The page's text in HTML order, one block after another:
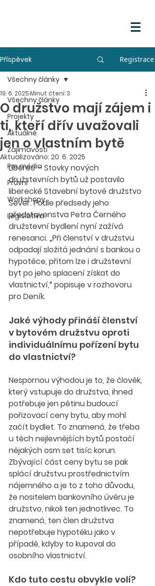
Příspěvek Registrace
Všechny články
Projekty
Aktuálně
Zajímavosti
Pro média
Právní
Workshopy
Legislativa
Všechny články
O družstvo mají zájem i
ti, kteří dřív uvažovali
jen o vlastním bytě
19. 6. 2025Minut čtení: 3
Aktualizováno: 20. 6. 2025
Liberec – Stovky nových
družstevních bytů už postavilo
liberecké Stavební bytové družstvo
Sever. Podle předsedy jeho
představenstva Petra Černého
družstevní bydlení nyní zažívá
renesanci. „Při členství v družstvu
odpadají složitá jednání s bankou o
hypotéce, přitom lze i družstevní
byt po jeho splacení získat do
vlastnictví,“ popisuje v rozhovoru
pro Deník.
Jaké výhody přináší členství
v bytovém družstvu oproti
individuálnímu pořízení bytu
do vlastnictví?
Nespornou výhodou je to, že člověk,
který vstupuje do družstva, ihned
potřebuje jen pětinu budoucí
pořizovací ceny bytu, aby mohl
začít bydlet. To znamená, že třeba
u těch nejlevnějších bytů postačí
nějakých osm set tisíc korun.
Zbývající část ceny bytu se pak
splácí družstvu prostřednictvím
nájemného a je to z toho důvodu,
že nositelem bankovního úvěru je
družstvo, nikoli ten jednotlivec. To
znamená, ten člen družstva
nepotřebuje hypotéku jako v
případě, kdyby to kupoval do
osobního vlastnictví.
Kdo tuto cestu obvykle volí?